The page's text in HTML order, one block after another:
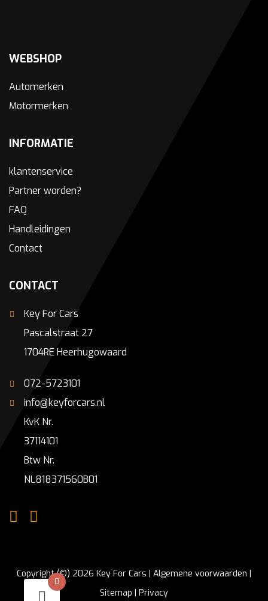
WEBSHOP
Automerken
Motormerken
INFORMATIE
klantenservice
Partner worden?
FAQ
Handleidingen
Contact
CONTACT
Key For Cars
Pascalstraat 27
1704RE Heerhugowaard
072-5723101
info@keyforcars.nl
KvK Nr.
37114101
Btw Nr.
NL818371560B01
Copyright (©) 2026 Key For Cars | Algemene voorwaarden
Sitemap
Privacy
0